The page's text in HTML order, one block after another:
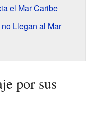
el Mar Caribe
Llegan al Mar
por sus